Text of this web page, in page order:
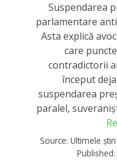
Suspendarea
parlamentare
Asta explică
care
contradictorii
început
suspendarea
paralel,
Source: Ultimele
Published: